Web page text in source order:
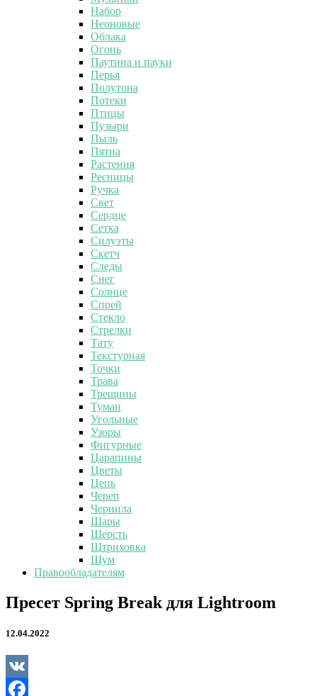
Набор
Неоновые
Облака
Огонь
Паутина и пауки
Перья
Полутона
Потеки
Птицы
Пузыри
Пыль
Пятна
Растения
Ресницы
Ручка
Свет
Сердце
Сетка
Силуэты
Скетч
Следы
Снег
Солнце
Спрей
Стекло
Стрелки
Тату
Текстурная
Точки
Трава
Трещины
Туман
Угольные
Узоры
Фигурные
Царапины
Цветы
Цепь
Череп
Чернила
Шары
Шерсть
Штриховка
Шум
Правообладателям
Пресет
Spring
для
Пресет Spring Break для Lightroom
12.04.2022
VK